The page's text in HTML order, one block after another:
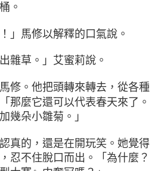
。
」馬修以解釋的口氣說。
雜草。」艾蜜莉說。
修。他把頭轉來轉去，從各種
那麼它還可以代表春天來了。
幾朵小雛菊。」
真的，還是在開玩笑。她覺得
忍不住脫口而出。「為什麼？